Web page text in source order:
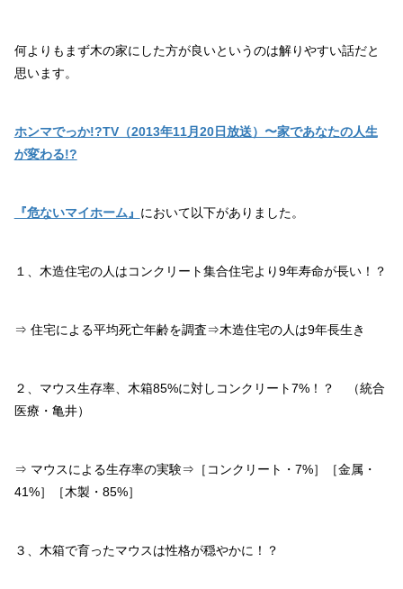
何よりもまず木の家にした方が良いというのは解りやすい話だと
思います。
ホンマでっか!?TV（2013年11月20日放送）〜家であなたの人生
が変わる!?
『危ないマイホーム』 において以下がありました。
１、木造住宅の人はコンクリート集合住宅より9年寿命が長い！？
⇒ 住宅による平均死亡年齢を調査⇒木造住宅の人は9年長生き
２、マウス生存率、木箱85%に対しコンクリート7%！？ （統合
医療・亀井）
⇒ マウスによる生存率の実験⇒［コンクリート・7%］［金属・
41%］［木製・85%］
３、木箱で育ったマウスは性格が穏やかに！？